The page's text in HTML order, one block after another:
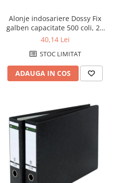
Alonje indosariere Dossy Fix
galben capacitate 500 coli, 25
buc/set
40,14 Lei
STOC LIMITAT
ADAUGA IN COS